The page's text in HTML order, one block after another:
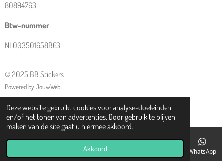
Deze website gebruikt cookies voor analyse-doeleinden
en/of het tonen van advertenties. Door gebruik te blijven
maken van de site gaat u hiermee akkoord.
Akkoord
80894763
Btw-nummer
NL003501658B63
© 2025 BB Stickers
Powered byJouwWeb
Telefoonnummer WhatsApp